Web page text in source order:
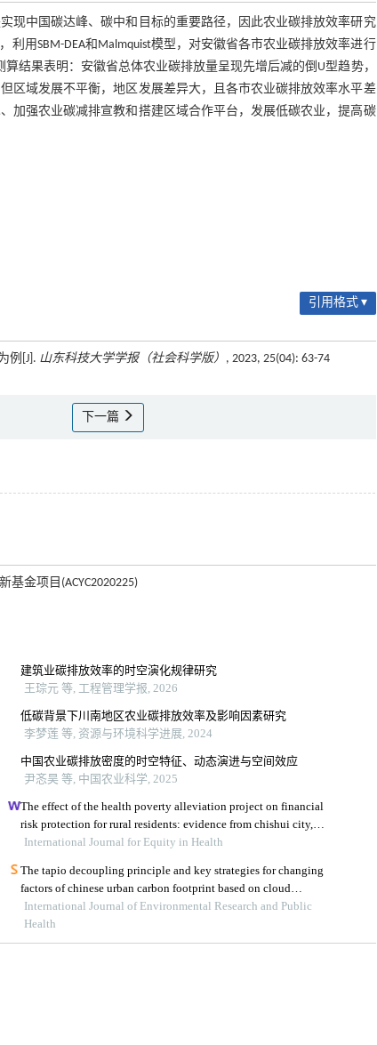
现中国碳达峰、碳中和目标的重要路径，因此农业碳排放效率研究
用SBM-DEA和Malmquist模型，对安徽省各市农业碳排放效率进行
结果表明：安徽省总体农业碳排放量呈现先增后减的倒U型趋势，
区域发展不平衡，地区发展差异大，且各市农业碳排放效率水平差
加强农业碳减排宣教和搭建区域合作平台，发展低碳农业，提高碳
引用格式 ▾
例[J]. 山东科技大学学报（社会科学版） , 2023, 25(04): 63-74
下一篇
金项目(ACYC2020225)